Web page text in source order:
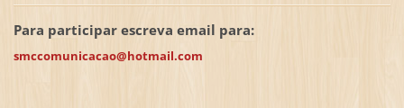
Para participar escreva email para:
smccomunicacao@hotmail.com